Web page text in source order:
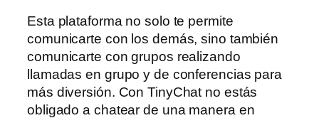
Esta plataforma no solo te permite
comunicarte con los demás, sino también
comunicarte con grupos realizando
llamadas en grupo y de conferencias para
más diversión. Con TinyChat no estás
obligado a chatear de una manera en